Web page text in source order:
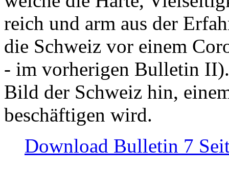
reich und arm aus der
die Schweiz vor einem
- im vorherigen Bulletin
Bild der Schweiz hin,
beschäftigen wird.
Download Bulletin 7